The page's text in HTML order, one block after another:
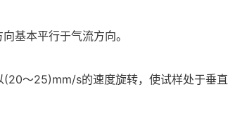
基本平行于气流方向。
～25)mm/s的速度旋转，使试样处于垂直